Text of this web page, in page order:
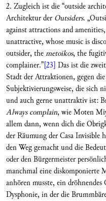
2. Zugleich ist die “outside
Architektur der Outsiders.
against attractions and
unattractive, whose music is
outsider, themetoikos, the
complainer.”[23] Das ist die
Stadt der Attraktionen, gegen
Subjektivierungsweise, die sich
und auch gerne unattraktiv ist:
Always complain, wie Moten
allem dann, wenn dich die
der Räumung der Casa Invisible
den Weg gemacht und die
oder den Bürgermeister
manchmal eine diskomponierte
anhören musste, ein
Dysphonie, in der die